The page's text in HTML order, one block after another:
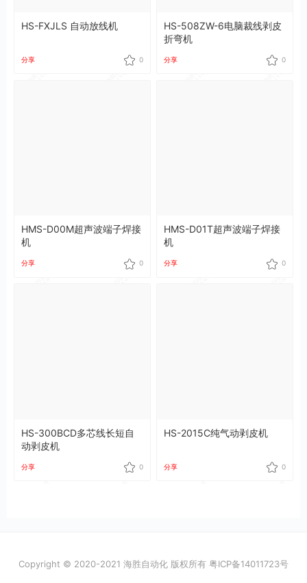
HS-FXJLS 自动放线机
分享 0
HS-508ZW-6电脑裁线剥皮
折弯机
分享 0
HMS-D00M超声波端子焊接
机
分享 0
HMS-D01T超声波端子焊接
机
分享 0
HS-300BCD多芯线长短自
动剥皮机
分享 0
HS-2015C纯气动剥皮机
分享 0
Copyright © 2020-2021 海胜自动化 版权所有 粤ICP备14011723号